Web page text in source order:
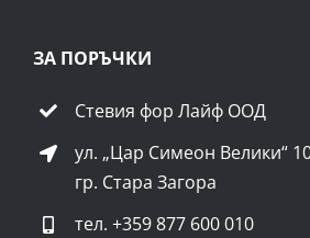
ЗА ПОРЪЧКИ
Стевия фор Лайф ООД
ул. „Цар Симеон Велики“
гр. Стара Загора
тел.+359 877 600 010